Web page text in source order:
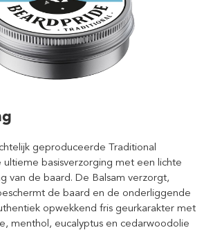
geproduceerde Traditional
ultieme basisverzorging met een lichte
van de baard. De Balsam verzorgt,
de baard en de onderliggende
opwekkend fris geurkarakter met
menthol, eucalyptus en cedarwoodolie